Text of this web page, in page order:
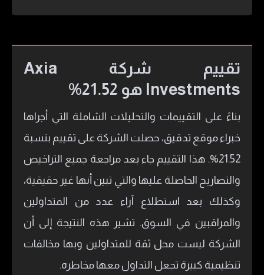
تقييم شركة Axia
Investments هو 21.52%
بناءً على التقييمات والتحليلات الشاملة التي أجراها
خبراء موقع تدقيق، حصلت الشركة على تقييم بنسبة
21.52%. هذا التقييم جاء بعد مراجعة جميع التراخيص
والتصاريح الحاصلة عليها والتي تبين أنها غير حقيقية،
وكذلك بعد استطلاع آراء عدد من المتداولين
والمراقبين في السوق. تشير هذه النتيجة إلى أن
الشركة ليست محل ثقة للمتداولين وبها مخالفات
تنظيمية كبيرة تجعل التداول معها مخاطره.